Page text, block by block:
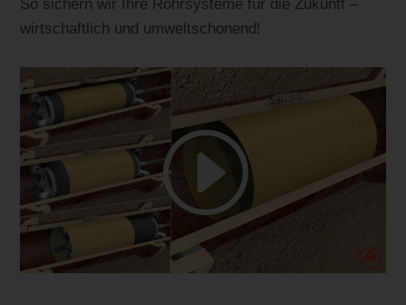
So sichern wir Ihre Rohrsysteme für die Zukunft –
wirtschaftlich und umweltschonend!